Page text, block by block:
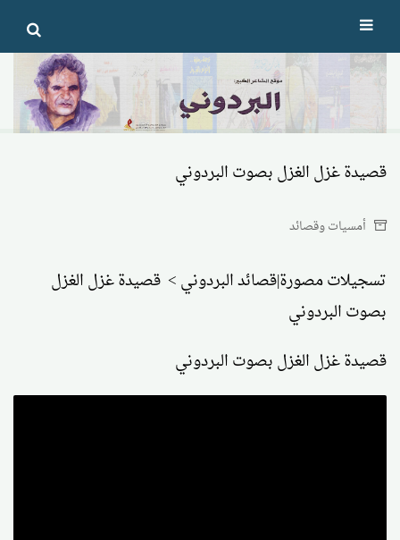
Skip
to
content
قصيدة غزل الغزل بصوت البردوني
أمسيات وقصائد
تسجيلات مصورة|قصائد البردوني > قصيدة غزل الغزل
بصوت البردوني
قصيدة غزل الغزل بصوت البردوني